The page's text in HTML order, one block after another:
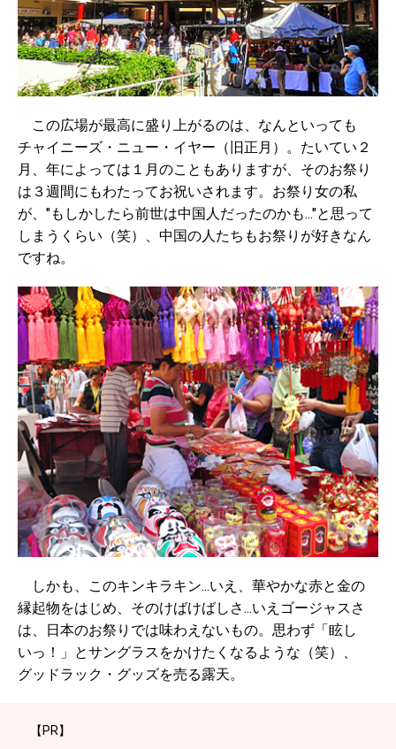
この広場が最高に盛り上がるのは、なんといっても
チャイニーズ・ニュー・イヤー（旧正月）。たいてい２
月、年によっては１月のこともありますが、そのお祭り
は３週間にもわたってお祝いされます。お祭り女の私
が、"もしかしたら前世は中国人だったのかも..."と思って
しまうくらい（笑）、中国の人たちもお祭りが好きなん
ですね。
しかも、このキンキラキン...いえ、華やかな赤と金の
縁起物をはじめ、そのけばけばしさ...いえゴージャスさ
は、日本のお祭りでは味わえないもの。思わず「眩し
いっ！」とサングラスをかけたくなるような（笑）、
グッドラック・グッズを売る露天。
【PR】